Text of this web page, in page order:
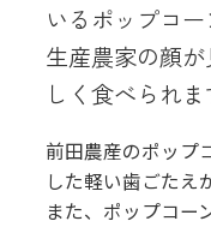
いるポップコー
生産農家の顔
しく食べられま
前田農産のポップ
した軽い歯ごたえ
また、ポップコー